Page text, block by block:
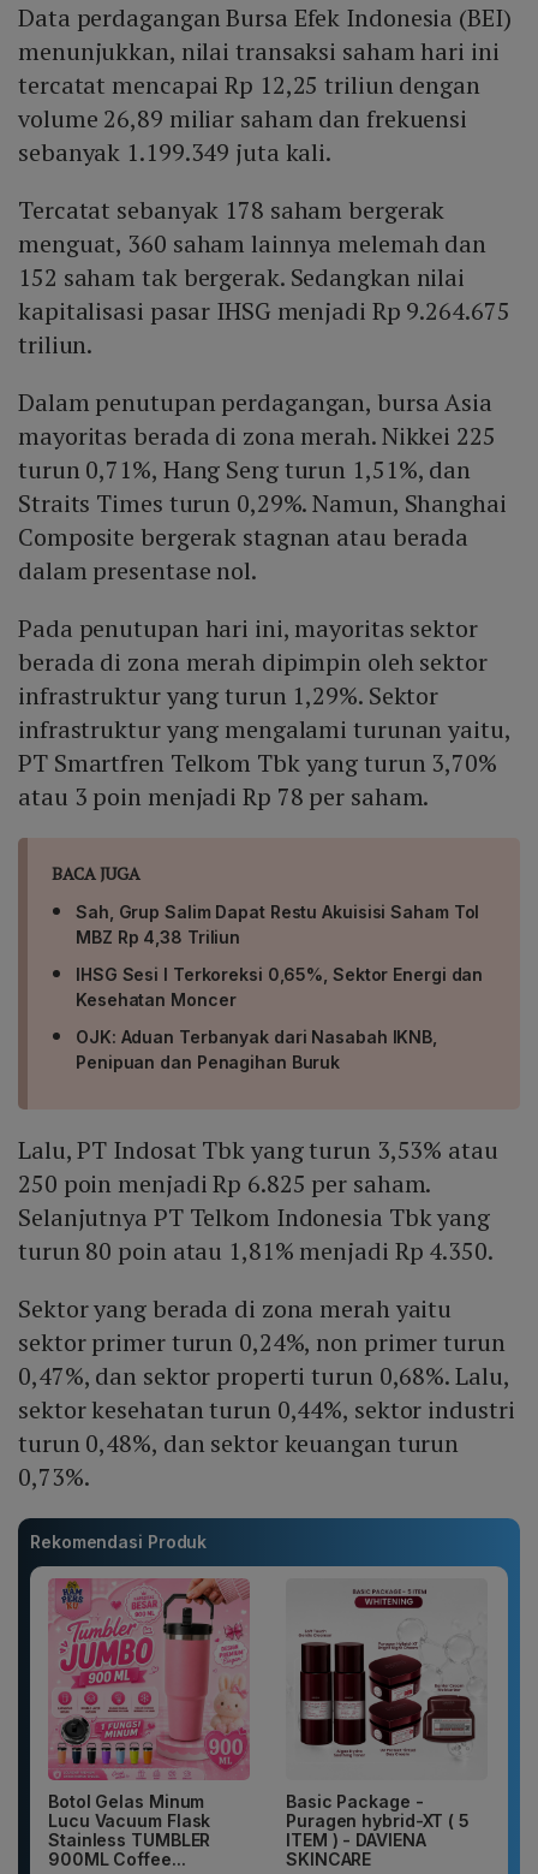
Data perdagangan Bursa Efek Indonesia (BEI)
menunjukkan, nilai transaksi saham hari ini
tercatat mencapai Rp 12,25 triliun dengan
volume 26,89 miliar saham dan frekuensi
sebanyak 1.199.349 juta kali.
Tercatat sebanyak 178 saham bergerak
menguat, 360 saham lainnya melemah dan
152 saham tak bergerak. Sedangkan nilai
kapitalisasi pasar IHSG menjadi Rp 9.264.675
triliun.
Dalam penutupan perdagangan, bursa Asia
mayoritas berada di zona merah. Nikkei 225
turun 0,71%, Hang Seng turun 1,51%, dan
Straits Times turun 0,29%. Namun, Shanghai
Composite bergerak stagnan atau berada
dalam presentase nol.
Pada penutupan hari ini, mayoritas sektor
berada di zona merah dipimpin oleh sektor
infrastruktur yang turun 1,29%. Sektor
infrastruktur yang mengalami turunan yaitu,
PT Smartfren Telkom Tbk yang turun 3,70%
atau 3 poin menjadi Rp 78 per saham.
BACA JUGA
Sah, Grup Salim Dapat Restu Akuisisi Saham Tol
MBZ Rp 4,38 Triliun
IHSG Sesi I Terkoreksi 0,65%, Sektor Energi dan
Kesehatan Moncer
OJK: Aduan Terbanyak dari Nasabah IKNB,
Penipuan dan Penagihan Buruk
Lalu, PT Indosat Tbk yang turun 3,53% atau
250 poin menjadi Rp 6.825 per saham.
Selanjutnya PT Telkom Indonesia Tbk yang
turun 80 poin atau 1,81% menjadi Rp 4.350.
Sektor yang berada di zona merah yaitu
sektor primer turun 0,24%, non primer turun
0,47%, dan sektor properti turun 0,68%. Lalu,
sektor kesehatan turun 0,44%, sektor industri
turun 0,48%, dan sektor keuangan turun
0,73%.
Rekomendasi Produk
Botol Gelas Minum
Lucu Vacuum Flask
Stainless TUMBLER
900ML Coffee...
Basic Package -
Puragen hybrid-XT ( 5
ITEM ) - DAVIENA
SKINCARE